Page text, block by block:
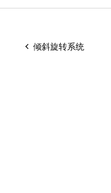
倾斜旋转系统